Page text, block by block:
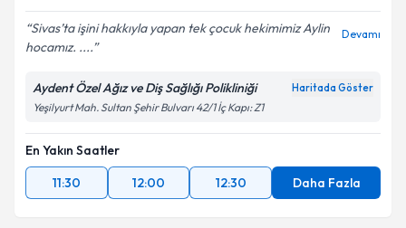
Sivas’ta işini hakkıyla yapan tek çocuk hekimimiz Aylin
hocamız. ....
Devamı
Aydent Özel Ağız ve Diş Sağlığı Polikliniği Haritada Göster
Yeşilyurt Mah. Sultan Şehir Bulvarı 42/1 İç Kapı: Z1
En Yakın Saatler
11:30
12:00 12:30 Daha Fazla